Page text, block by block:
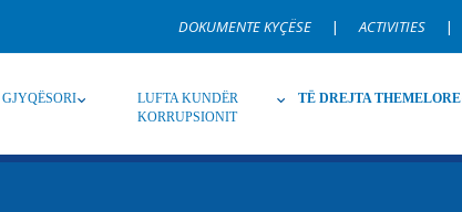
DOKUMENTE KYÇËSE | ACTIVITIES |
GJYQËSORI
LUFTA KUNDËR
KORRUPSIONIT
TË DREJTA THEMELORE